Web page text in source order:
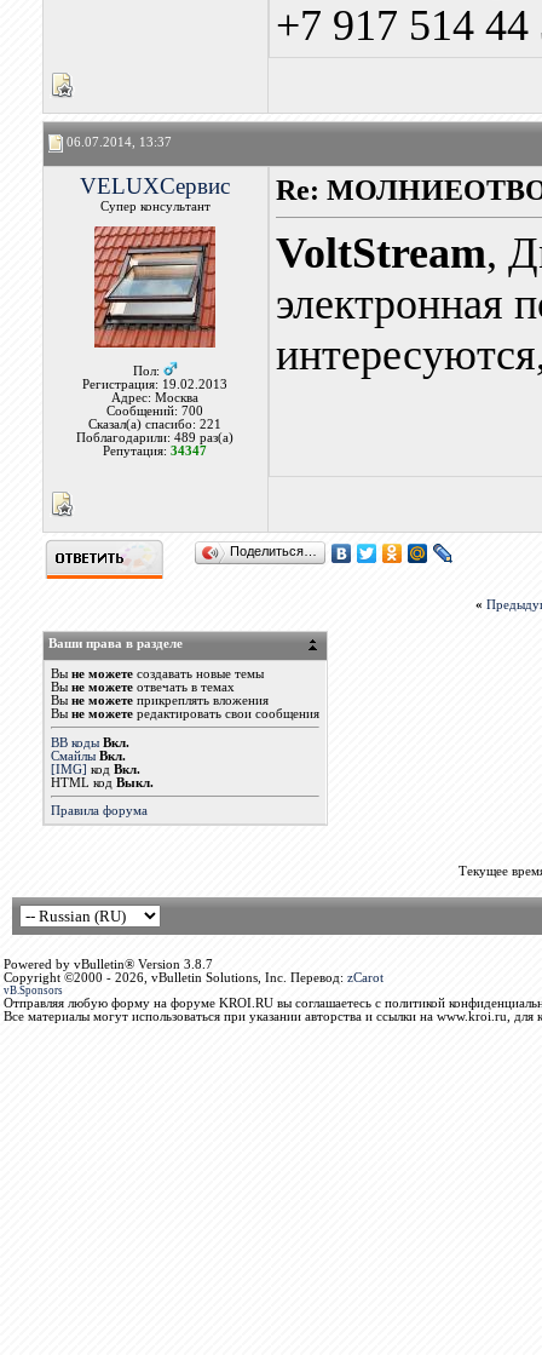
+7 917 514 44
06.07.2014, 13:37
VELUXСервис
Супер консультант
Пол:
Регистрация: 19.02.2013
Адрес: Москва
Сообщений: 700
Сказал(а) спасибо: 221
Поблагодарили: 489 раз(а)
Репутация:34347
Re:
VoltStream,
электронная
Поделиться…
«
Ваши права в разделе
Вы не можетесоздавать новые темы
Вы не можетеотвечать в темах
Вы не можетеприкреплять вложения
Вы не можетередактировать свои сообщения
BB коды Вкл.
Смайлы Вкл.
[IMG] код Вкл.
HTML код Выкл.
Правила форума
Текущее
Powered by vBulletin® Version 3.8.7
Copyright ©2000 - 2026, vBulletin Solutions, Inc. Перевод: zCarot
vB.Sponsors
Отправляя любую форму на форуме KROI.RU вы соглашаетесь с политикой
Все материалы могут использоваться при указании авторства и ссылки на www.kroi.ru, для